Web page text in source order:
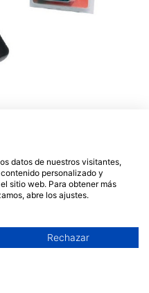
TV
SUPERIOR.
datos de nuestros visitantes,
personalizado y
sitio web. Para obtener más
abre los ajustes.
Rechazar